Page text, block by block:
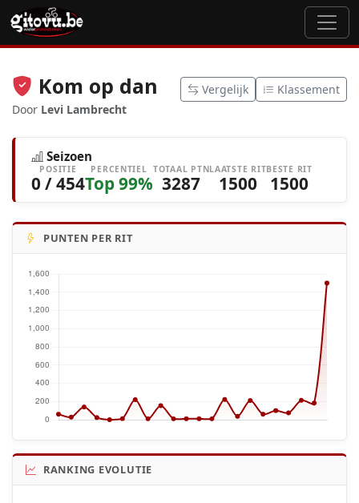
Kom op dan
Door Levi Lambrecht
Vergelijk Klassement
Seizoen
POSITIE
0 / 454
PERCENTIEL
Top 99%
TOTAAL PTN
3287
LAATSTE RIT
1500
BESTE RIT
1500
PUNTEN PER RIT
RANKING EVOLUTIE